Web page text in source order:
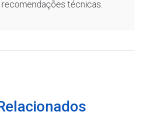
técnicas.